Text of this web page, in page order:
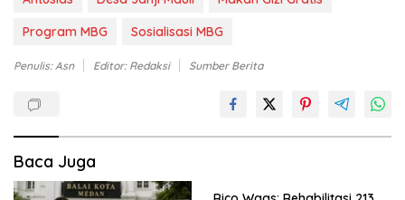
Program MBG
Sosialisasi MBG
Penulis: Asn Editor: Redaksi Sumber Berita
Baca Juga